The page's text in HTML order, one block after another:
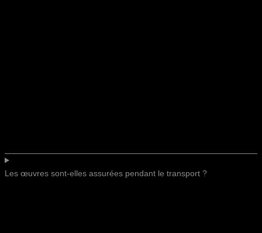
Les œuvres sont-elles assurées pendant le transport ?